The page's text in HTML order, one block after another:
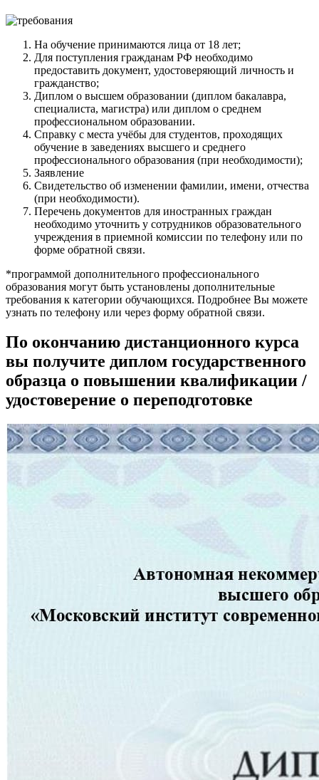
На обучение принимаются лица от 18 лет;
Для поступления гражданам РФ необходимо
предоставить документ, удостоверяющий личность и
гражданство;
Диплом о высшем образовании (диплом бакалавра,
специалиста, магистра) или диплом о среднем
профессиональном образовании.
Справку с места учёбы для студентов, проходящих
обучение в заведениях высшего и среднего
профессионального образования (при необходимости);
Заявление
Свидетельство об изменении фамилии, имени, отчества
(при необходимости).
Перечень документов для иностранных граждан
необходимо уточнить у сотрудников образовательного
учреждения в приемной комиссии по телефону или по
форме обратной связи.
*программой дополнительного профессионального
образования могут быть установлены дополнительные
требования к категории обучающихся. Подробнее Вы можете
узнать по телефону или через форму обратной связи.
По окончанию дистанционного курса
вы получите диплом государственного
образца о повышении квалификации /
удостоверение о переподготовке